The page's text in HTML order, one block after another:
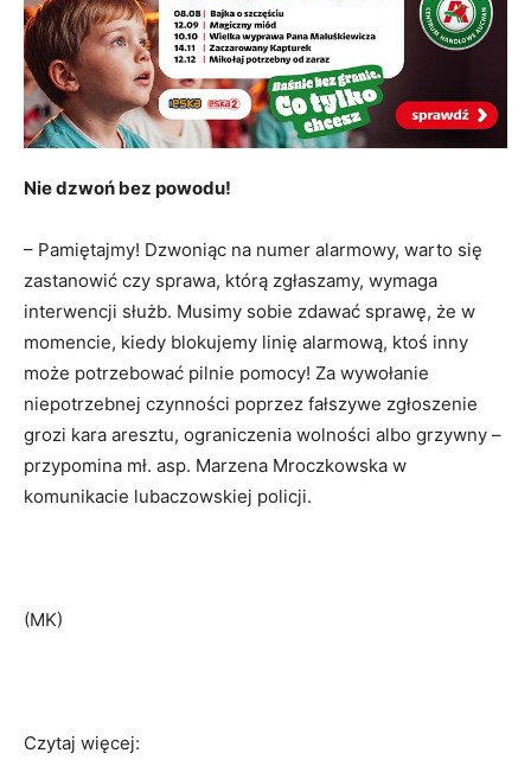
Nie dzwoń bez powodu!
– Pamiętajmy! Dzwoniąc na numer alarmowy, warto się
zastanowić czy sprawa, którą zgłaszamy, wymaga
interwencji służb. Musimy sobie zdawać sprawę, że w
momencie, kiedy blokujemy linię alarmową, ktoś inny
może potrzebować pilnie pomocy! Za wywołanie
niepotrzebnej czynności poprzez fałszywe zgłoszenie
grozi kara aresztu, ograniczenia wolności albo grzywny –
przypomina mł. asp. Marzena Mroczkowska w
komunikacie lubaczowskiej policji.
(MK)
Czytaj więcej: